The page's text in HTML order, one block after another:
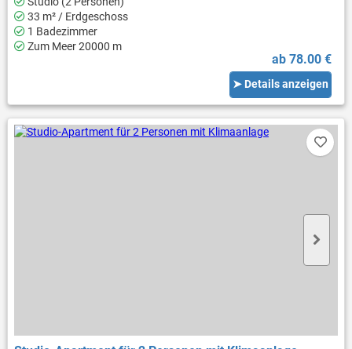
33 m² / Erdgeschoss
1 Badezimmer
Zum Meer 20000 m
ab 78.00 €
➤ Details anzeigen